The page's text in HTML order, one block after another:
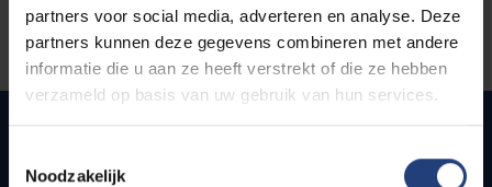
partners voor social media, adverteren en analyse. Deze
partners kunnen deze gegevens combineren met andere
informatie die u aan ze heeft verstrekt of die ze hebben
verzameld op basis van uw gebruik van hun services.
Noodzakelijk
Snel naar